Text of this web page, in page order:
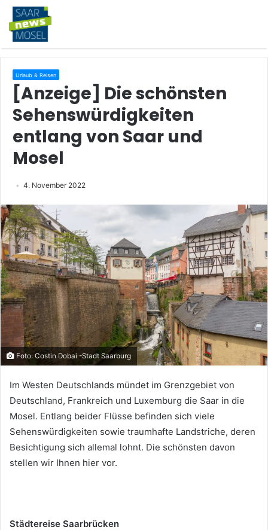
Urlaub & Reisen
[Anzeige] Die schönsten
Sehenswürdigkeiten
entlang von Saar und
Mosel
4. November 2022
Foto: Costin Dobai -Stadt Saarburg
Im Westen Deutschlands mündet im Grenzgebiet von
Deutschland, Frankreich und Luxemburg die Saar in die
Mosel. Entlang beider Flüsse befinden sich viele
Sehenswürdigkeiten sowie traumhafte Landstriche, deren
Besichtigung sich allemal lohnt. Die schönsten davon
stellen wir Ihnen hier vor.
Städtereise Saarbrücken